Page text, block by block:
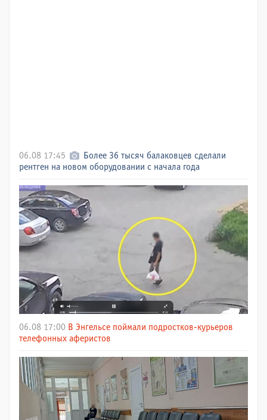
06.08 17:45
Более 36 тысяч балаковцев сделали
рентген на новом оборудовании с начала года
06.08 17:00 В Энгельсе поймали подростков-курьеров
телефонных аферистов